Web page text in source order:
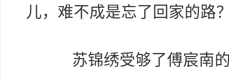
儿，难不成是忘了回家的路
苏锦绣受够了傅宸南的